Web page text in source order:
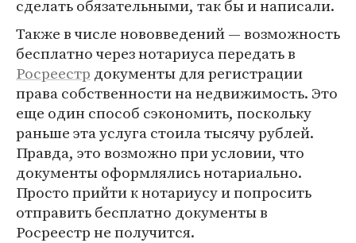
сделать обязательными, так бы и написали.
Также в числе нововведений — возможность
бесплатно через нотариуса передать в
Росреестр документы для регистрации
права собственности на недвижимость. Это
еще один способ сэкономить, поскольку
раньше эта услуга стоила тысячу рублей.
Правда, это возможно при условии, что
документы оформлялись нотариально.
Просто прийти к нотариусу и попросить
отправить бесплатно документы в
Росреестр не получится.